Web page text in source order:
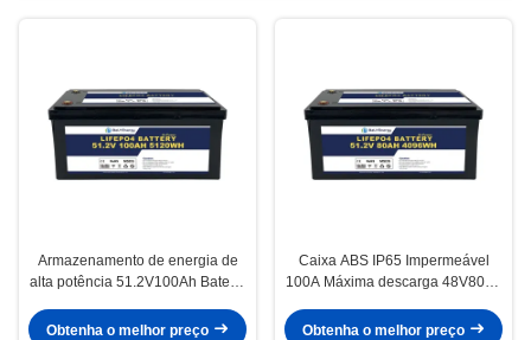
Armazenamento de energia de
alta potência 51.2V100Ah Bateria
energia doméstica
Obtenha o melhor preço
Caixa ABS IP65 Impermeável
100A Máxima descarga 48V80Ah
energia solar
Obtenha o melhor preço